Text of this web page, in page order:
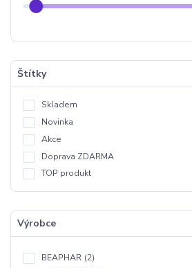
Štítky
Skladem
Novinka
Akce
Doprava ZDARMA
TOP produkt
Výrobce
BEAPHAR (2)